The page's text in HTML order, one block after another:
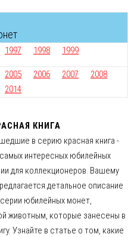
1997 1998 1999
2005 2006 2007
2008
2014
КНИГА
в серию красная книга -
интересных юбилейных
для коллекционеров. Вашему
детальное описание
юбилейных монет,
животным, которые занесены в
Узнайте в статье о том, какие